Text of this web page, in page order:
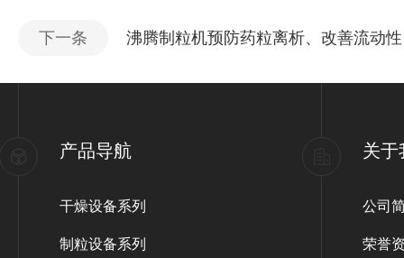
下一条 沸腾制粒机预防药粒离析、改善流动性
产品导航
干燥设备系列
制粒设备系列
关于
公司
荣誉